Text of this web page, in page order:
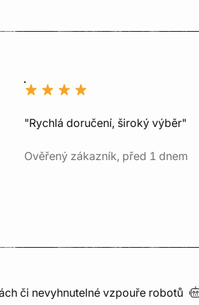
"Rychlá doručení, široký výběr"
Ověřený zákazník, před 1 dnem
či nevyhnutelné vzpouře robotů